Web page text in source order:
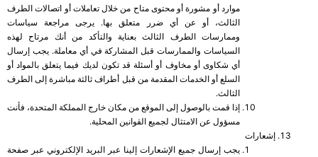
موارد أو مشورة أو محتوى متاح من خلال تعاملات أو اتصالات الطرف
الثالث، أو عن أي ضرر متعلق بها. يرجى مراجعة سياسات
وممارسات الطرف الثالث بعناية والتأكد من أنك مرتاح لهذه
السياسات والممارسات قبل المشاركة في أي معاملة. يجب إرسال
أي شكاوى أو مخاوف أو أسئلة قد تكون لديك فيما يتعلق بالمواد أو
السلع أو الخدمات المقدمة من قبل أطراف ثالثة مباشرة إلى الطرف
الثالث.
إذا قمت بالوصول إلى الموقع من مكان خارج المملكة المتحدة، فأنت
مسؤول عن الامتثال لجميع القوانين المحلية.
إشعارات
يجب إرسال جميع الإشعارات إلينا عبر البريد الإلكتروني عبر صفحة